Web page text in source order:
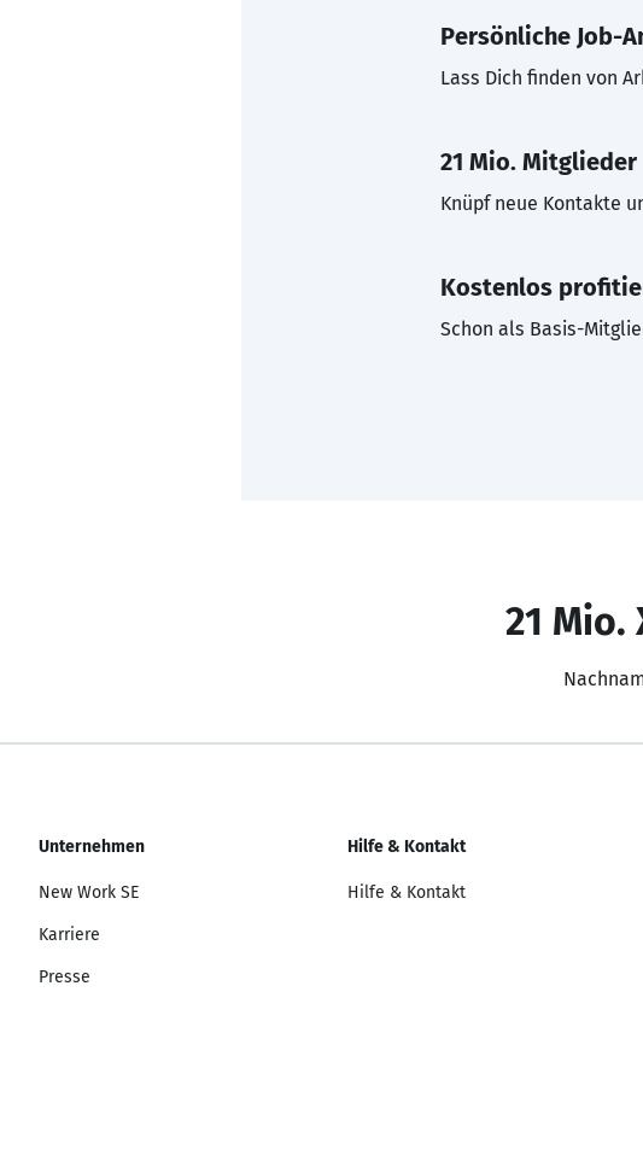
Persönliche Job-
Lass Dich finden von
21 Mio. Mitglieder
Knüpf neue Kontakte
Kostenlos
Schon als Basis-
21 Mio.
Unternehmen
New Work SE
Karriere
Presse
Hilfe & Kontakt
Hilfe & Kontakt